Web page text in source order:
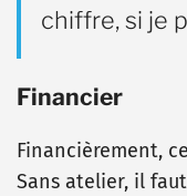
chiffre, si je
Financier
Financièrement,
Sans atelier, il